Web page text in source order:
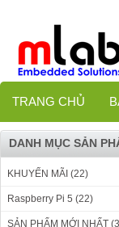
TRANG CHỦ
DANH MỤC SẢN
KHUYẾN MÃI (22)
Raspberry Pi 5 (22)
SẢN PHẨM MỚI NHẤT